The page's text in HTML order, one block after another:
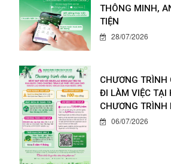
THÔNG MINH,
TIỆN
28/07/2026
CHƯƠNG TRÌNH
ĐI LÀM VIỆC TẠI
CHƯƠNG TRÌNH
06/07/2026